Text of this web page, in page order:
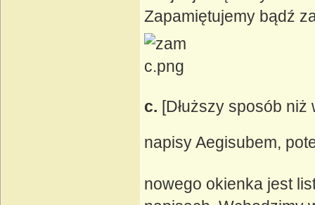
Zapamiętujemy bądź
c. [Dłuższy sposób
napisy Aegisubem,
nowego okienka jest